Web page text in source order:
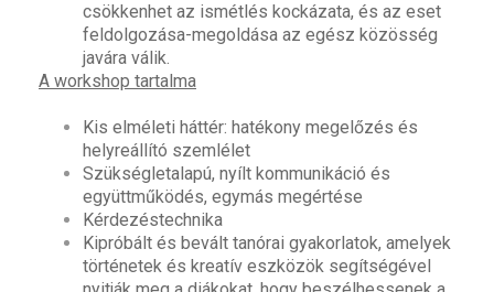
csökkenhet az ismétlés kockázata, és az eset
feldolgozása-megoldása az egész közösség
javára válik.
A workshop tartalma
Kis elméleti háttér: hatékony megelőzés és
helyreállító szemlélet
Szükségletalapú, nyílt kommunikáció és
együttműködés, egymás megértése
Kérdezéstechnika
Kipróbált és bevált tanórai gyakorlatok, amelyek
történetek és kreatív eszközök segítségével